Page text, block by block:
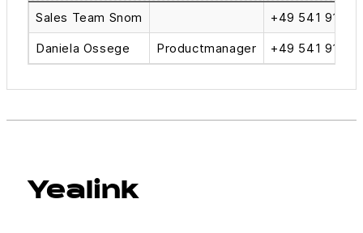
Sales Team Snom
+49 541 9143
Daniela Ossege
Productmanager +49 541 9143
Yealink